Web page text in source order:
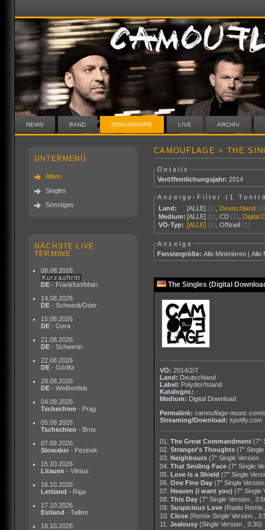
NEWS BAND DISKOGRAFIE LIVE ARCHIV
UNTERMENÜ
Alben
Singles
Sonstiges
NÄCHSTE LIVE
TERMINE
08.08.2026
Kurzauftritt
DE - Frankfurt/Main
14.08.2026
DE - Schwedt/Oder
15.08.2026
DE - Gera
21.08.2026
DE - Schwerin
22.08.2026
DE - Görlitz
28.08.2026
DE - Weißenfels
04.09.2026
Tschechien - Prag
05.09.2026
Tschechien - Brno
07.09.2026
Slowakei - Pezinok
15.10.2026
Litauen - Vilnius
16.10.2026
Lettland - Riga
17.10.2026
Estland - Tallinn
18.10.2026
CAMOUFLAGE > THE
Details
Veröffentlichungsjahr: 2014
Anzeige-Filter ( 1
Land:
[ALLE] (1) Deutschland
Medium: [ALLE] (2) ,CD (1)
Digital
VÖ-Typ: [ALLE] (1) ,Offiziell (1)
Anzeige
Fenstergröße: Alle Minimieren |Alle
The Singles (Digital
VÖ: 2014/2/7
Land: Deutschland
Label: Polydor/Island
Katalognr.: -
Medium: Digital Download
Permalink: camouflage-music.com/
Streaming/Download: spotify.com
01. The Great Commandment (7"
02. Stranger's Thoughts (7"
03.
Neighbours (7" Single Version ,
04. That Smiling Face (7" Single
05.
Love is a Shield (7" Single
06. One Fine Day (7" Single
07.
Heaven (I want you) (7" Single
08. This Day (7" Single Version ,
09. Suspicious Love (Radio
10. Close (Remix Single Version ,
11. Jealousy (Single Version , 3:30)